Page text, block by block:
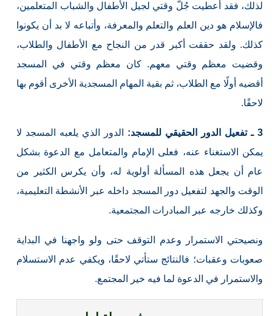
لذلك، فقد أعطيت جُلّ وقتي لجيل الأطفال والشباب المتعلمين،
فالإسلام هو دين العلم والتعلم والمعرفة، وأتباعه لا بد أن يكونوا
كذلك. ولقد حققت أكبر قدر من النجاح مع الأطفال والطلاب،
وقضيت معظم وقتي معهم. كان معظم وقتي في المسجد
أقضيه أولًا مع الطلاب، ثم بقية المهام المسجدية الأخرى أقوم بها
لاحقًا.
3 ـ تفعيل الدور الحقيقي للمسجد:
الدور الذي يلعبه المسجد لا
يمكن الاستغناء عنه، فعلى الإمام والمتعامل مع الدعوة بشكل
عام أن يجعل هذه المسألة أولوية له، وأن يكرس الكثير من
الوقت والجهد لتفعيل دور المسجد داخله عبر الأنشطة التعليمية،
وكذلك خارجه عبر المبادرات المجتمعية.
ونصيحتي الاستمرار وعدم التوقف حتى ولو واجهنا في البداية
صعوبات وعقبات؛ فالنتائج ستأتي لاحقًا، ويكفي عدم الاستسلام
والاستمرار في الدعوة لما فيه خير المجتمع.